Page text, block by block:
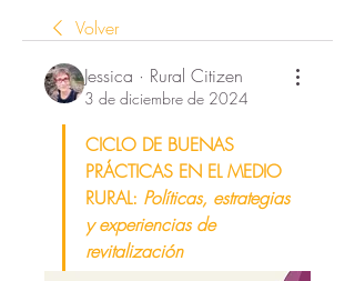
Volver
Jessica · Rural Citizen
3 de diciembre de 2024
CICLO DE BUENAS
PRÁCTICAS EN EL MEDIO
RURAL: Políticas, estrategias
y experiencias de
revitalización